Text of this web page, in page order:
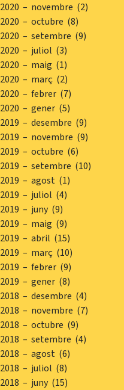
2020 – novembre (2)
2020 – octubre (8)
2020 – setembre (9)
2020 – juliol (3)
2020 – maig (1)
2020 – març (2)
2020 – febrer (7)
2020 – gener (5)
2019 – desembre (9)
2019 – novembre (9)
2019 – octubre (6)
2019 – setembre (10)
2019 – agost (1)
2019 – juliol (4)
2019 – juny (9)
2019 – maig (9)
2019 – abril (15)
2019 – març (10)
2019 – febrer (9)
2019 – gener (8)
2018 – desembre (4)
2018 – novembre (7)
2018 – octubre (9)
2018 – setembre (4)
2018 – agost (6)
2018 – juliol (8)
2018 – juny (15)